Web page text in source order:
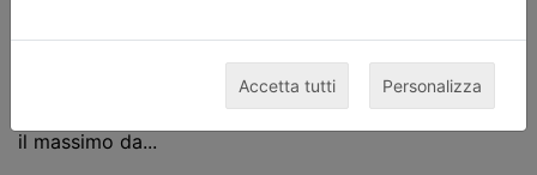
macchine in maniera più efficiente e di documentare i
risultati facilmente ed in modo dettagliato.Per ottenere
il massimo da...
Accetta tutti Personalizza